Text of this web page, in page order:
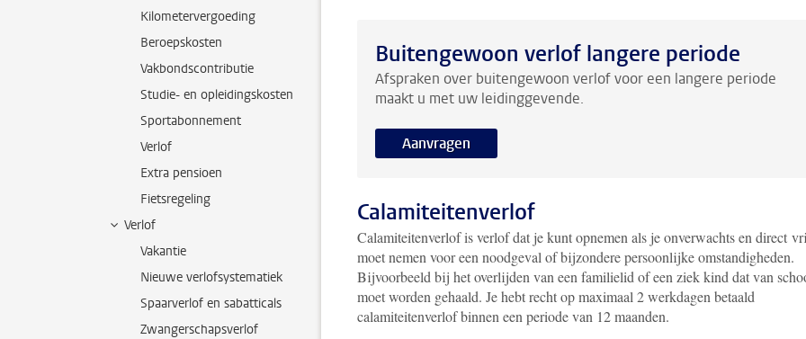
Kilometervergoeding
Beroepskosten
Vakbondscontributie
Studie- en opleidingskosten
Sportabonnement
Verlof
Extra pensioen
Fietsregeling
Verlof
Vakantie
Nieuwe verlofsystematiek
Spaarverlof en sabatticals
Zwangerschapsverlof
Buitengewoon verlof langere periode
Afspraken over buitengewoon verlof voor een langere periode
maakt u met uw leidinggevende.
Aanvragen
Calamiteitenverlof
Calamiteitenverlof is verlof dat je kunt opnemen als je onverwachts en direct
moet nemen voor een noodgeval of bijzondere persoonlijke omstandigheden.
Bijvoorbeeld bij het overlijden van een familielid of een ziek kind dat van
moet worden gehaald. Je hebt recht op maximaal 2 werkdagen betaald
calamiteitenverlof binnen een periode van 12 maanden.